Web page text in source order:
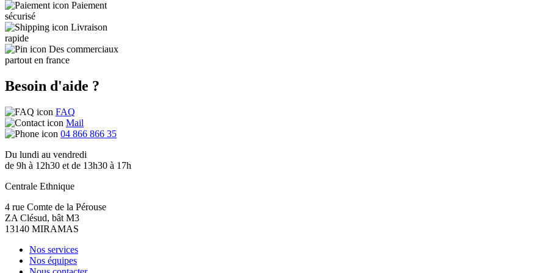
Paiement
sécurisé
Livraison
rapide
Des commerciaux
partout en france
Besoin d'aide ?
FAQ
Mail
04 866 866 35
Du lundi au vendredi
de 9h à 12h30 et de 13h30 à 17h
Centrale Ethnique
4 rue Comte de la Pérouse
ZA Clésud, bât M3
13140 MIRAMAS
Nos services
Nos équipes